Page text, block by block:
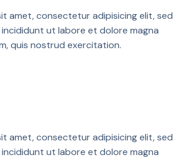
amet, consectetur adipisicing elit, sed
ut labore et dolore magna
quis nostrud exercitation.
amet, consectetur adipisicing elit, sed
ut labore et dolore magna